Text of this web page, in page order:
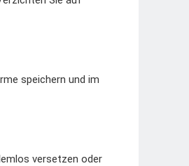
speichern und im
versetzen oder